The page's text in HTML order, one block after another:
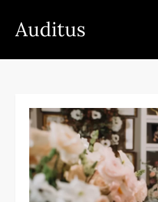
Auditus